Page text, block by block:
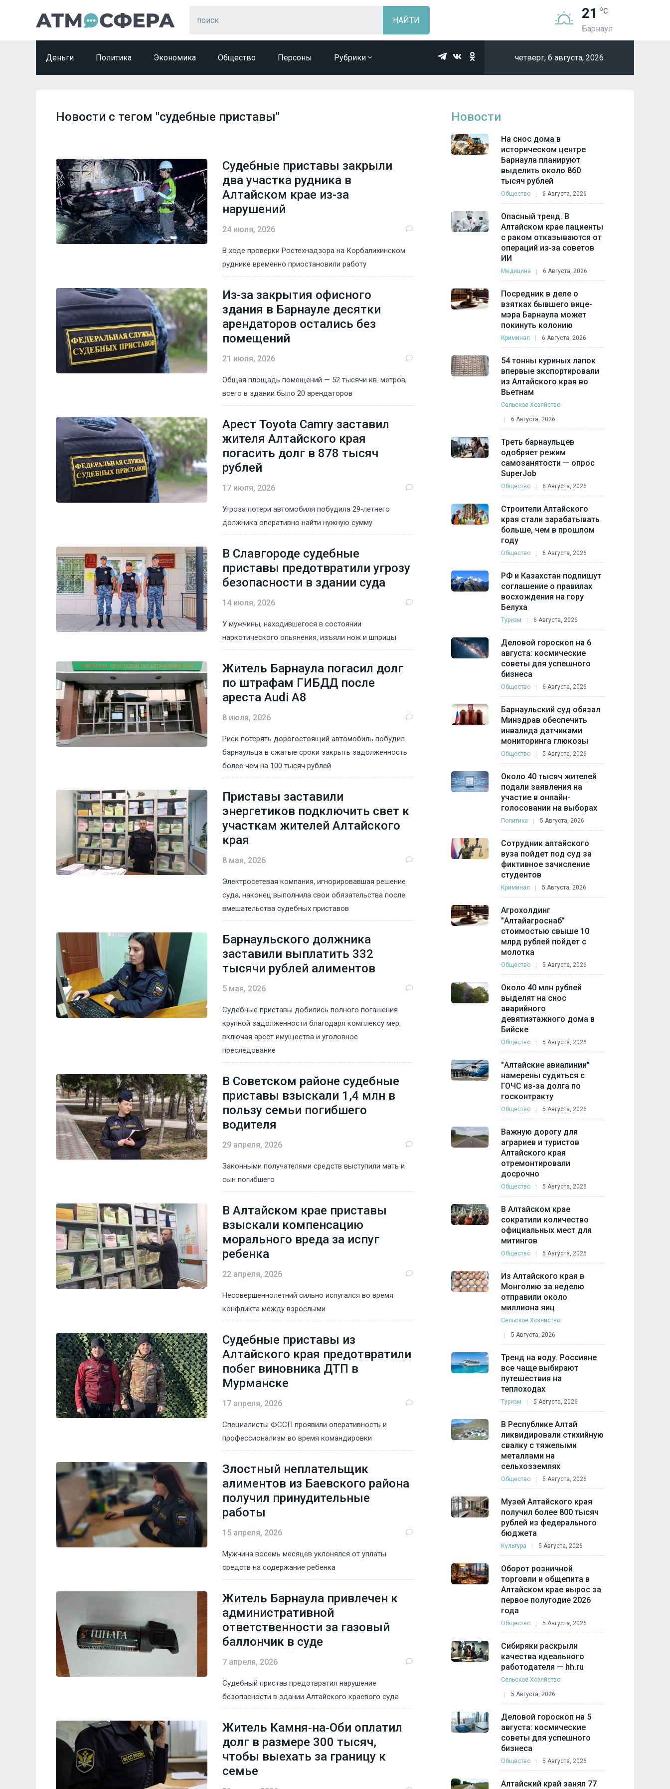
21
Барнаул
Деньги Политика Экономика Общество Персоны Рубрики четверг, 6 августа, 2026
Новости с тегом "судебные приставы"
Судебные приставы закрыли
два участка рудника в
Алтайском крае из-за
нарушений
24 июля, 2026
В ходе проверки Ростехнадзора на Корбалихинском
руднике временно приостановили работу
Из-за закрытия офисного
здания в Барнауле десятки
арендаторов остались без
помещений
21 июля, 2026
Общая площадь помещений — 52 тысячи кв. метров,
всего в здании было 20 арендаторов
Арест Toyota Camry заставил
жителя Алтайского края
погасить долг в 878 тысяч
рублей
17 июля, 2026
Угроза потери автомобиля побудила 29‑летнего
должника оперативно найти нужную сумму
В Славгороде судебные
приставы предотвратили угрозу
безопасности в здании суда
14 июля, 2026
У мужчины, находившегося в состоянии
наркотического опьянения, изъяли нож и шприцы
Житель Барнаула погасил долг
по штрафам ГИБДД после
ареста Audi A8
8 июля, 2026
Риск потерять дорогостоящий автомобиль побудил
барнаульца в сжатые сроки закрыть задолженность
более чем на 100 тысяч рублей
Приставы заставили
энергетиков подключить свет к
участкам жителей Алтайского
края
8 мая, 2026
Электросетевая компания, игнорировавшая решение
суда, наконец выполнила свои обязательства после
вмешательства судебных приставов
Барнаульского должника
заставили выплатить 332
тысячи рублей алиментов
5 мая, 2026
Судебные приставы добились полного погашения
крупной задолженности благодаря комплексу мер,
включая арест имущества и уголовное
преследование
В Советском районе судебные
приставы взыскали 1,4 млн в
пользу семьи погибшего
водителя
29 апреля, 2026
Законными получателями средств выступили мать и
сын погибшего
В Алтайском крае приставы
взыскали компенсацию
морального вреда за испуг
ребенка
22 апреля, 2026
Несовершеннолетний сильно испугался во время
конфликта между взрослыми
Судебные приставы из
Алтайского края предотвратили
побег виновника ДТП в
Мурманске
17 апреля, 2026
Специалисты ФССП проявили оперативность и
профессионализм во время командировки
Злостный неплательщик
алиментов из Баевского района
получил принудительные
работы
15 апреля, 2026
Мужчина восемь месяцев уклонялся от уплаты
средств на содержание ребенка
Житель Барнаула привлечен к
административной
ответственности за газовый
баллончик в суде
7 апреля, 2026
Судебный пристав предотвратил нарушение
безопасности в здании Алтайского краевого суда
Житель Камня‑на‑Оби оплатил
долг в размере 300 тысяч,
чтобы выехать за границу к
семье
Новости
На снос дома в
историческом центре
Барнаула планируют
выделить около 860
тысяч рублей
Общество 6 Августа, 2026
Опасный тренд. В
Алтайском крае пациенты
с раком отказываются от
операций из‑за советов
ИИ
Медицина 6 Августа, 2026
Посредник в деле о
взятках бывшего вице-
мэра Барнаула может
покинуть колонию
Криминал 6 Августа, 2026
54 тонны куриных лапок
впервые экспортировали
из Алтайского края во
Вьетнам
Сельское Хозяйство
6 Августа, 2026
Треть барнаульцев
одобряет режим
самозанятости — опрос
SuperJob
Общество 6 Августа, 2026
Строители Алтайского
края стали зарабатывать
больше, чем в прошлом
году
Общество 6 Августа, 2026
РФ и Казахстан подпишут
соглашение о правилах
восхождения на гору
Белуха
Туризм 6 Августа, 2026
Деловой гороскоп на 6
августа: космические
советы для успешного
бизнеса
Общество 6 Августа, 2026
Барнаульский суд обязал
Минздрав обеспечить
инвалида датчиками
мониторинга глюкозы
Общество 5 Августа, 2026
Около 40 тысяч жителей
подали заявления на
участие в онлайн-
голосовании на выборах
Политика 5 Августа, 2026
Сотрудник алтайского
вуза пойдет под суд за
фиктивное зачисление
студентов
Криминал 5 Августа, 2026
Агрохолдинг
"Алтайагроснаб"
стоимостью свыше 10
млрд рублей пойдет с
молотка
Общество 5 Августа, 2026
Около 40 млн рублей
выделят на снос
аварийного
девятиэтажного дома в
Бийске
Общество 5 Августа, 2026
"Алтайские авиалинии"
намерены судиться с
ГОЧС из-за долга по
госконтракту
Общество 5 Августа, 2026
Важную дорогу для
аграриев и туристов
Алтайского края
отремонтировали
досрочно
Общество 5 Августа, 2026
В Алтайском крае
сократили количество
официальных мест для
митингов
Общество 5 Августа, 2026
Из Алтайского края в
Монголию за неделю
отправили около
миллиона яиц
Сельское Хозяйство
5 Августа, 2026
Тренд на воду. Россияне
все чаще выбирают
путешествия на
теплоходах
Туризм 5 Августа, 2026
В Республике Алтай
ликвидировали стихийную
свалку с тяжелыми
металлами на
сельхозземлях
Общество 5 Августа, 2026
Музей Алтайского края
получил более 800 тысяч
рублей из федерального
бюджета
Культура 5 Августа, 2026
Оборот розничной
торговли и общепита в
Алтайском крае вырос за
первое полугодие 2026
года
Общество 5 Августа, 2026
Сибиряки раскрыли
качества идеального
работодателя — hh.ru
Сельское Хозяйство
5 Августа, 2026
Деловой гороскоп на 5
августа: космические
советы для успешного
бизнеса
Общество 5 Августа, 2026
Алтайский край занял 77